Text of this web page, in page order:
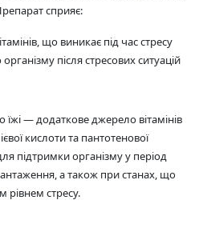
сприяє:
що виникає під час стресу
після стресових ситуацій
їжі — додаткове джерело вітамінів
кислоти та пантотенової
підтримки організму у період
а також при станах, що
стресу.